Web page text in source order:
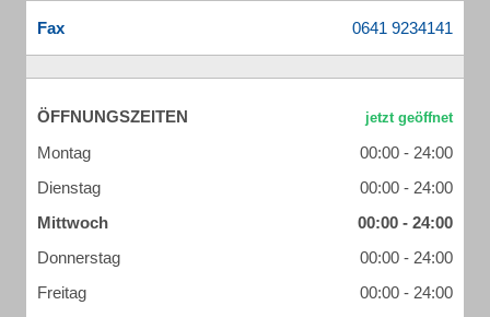
Fax
ÖFFNUNGSZEITEN
Montag
00:00 - 24:00
Dienstag
00:00 - 24:00
Mittwoch
00:00 - 24:00
Donnerstag
00:00 - 24:00
Freitag
00:00 - 24:00